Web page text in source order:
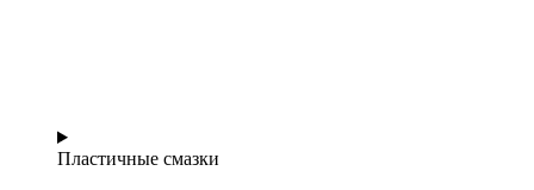
Пластичные смазки